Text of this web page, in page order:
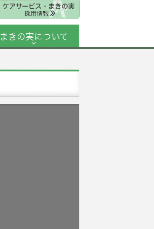
ケアサービス・まきの実
採用情報
まきの実について